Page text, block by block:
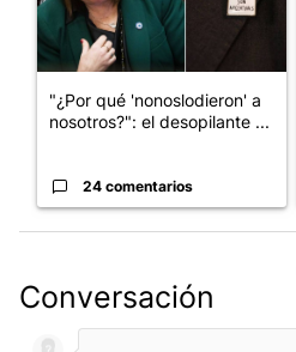
"¿Por qué 'nonoslodieron' a
nosotros?": el desopilante ...
24 comentarios
Conversación